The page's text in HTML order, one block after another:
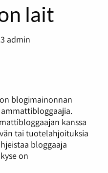
lait
admin
blogimainonnan
kanssa
tai tuotelahjoituksia
bloggaaja
on